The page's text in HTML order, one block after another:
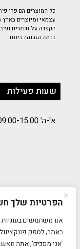
הפרטיות שלך
באתר, לספק
'אני מסכים', אתה
כל המוצרים הם פרי
עצמאי ומיוצרים בארץ
הקפדה על חומרים
ברמה הגבוהה ביותר.
שעות פעילות
א'-ה' 09:00-15:00
תקנון
הסדרי נגישות